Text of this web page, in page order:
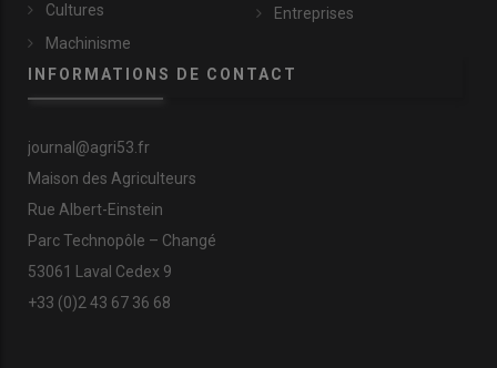
Cultures
Machinisme
Entreprises
INFORMATIONS DE CONTACT
journal@agri53.fr
Maison des Agriculteurs
Rue Albert-Einstein
Parc Technopôle – Changé
53061 Laval Cedex 9
+33 (0)2 43 67 36 68